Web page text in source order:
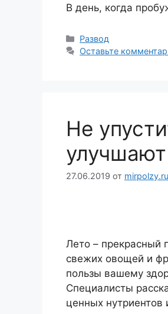
В день, когда
Рубрики
Развод
Оставьте
Не
27.06.2019 от mirpolzy.ru
Лето – прекрасный
свежих овощей и
пользы вашему
Специалисты
ценных